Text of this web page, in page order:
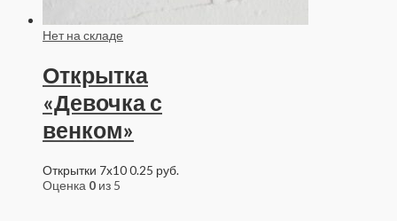
Нет на складе
Открытка
«Девочка с
венком»
Открытки 7x100.25 руб.
Оценка 0 из 5